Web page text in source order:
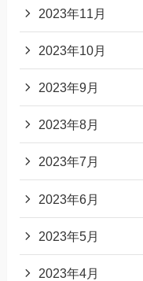
2023年11月
2023年10月
2023年9月
2023年8月
2023年7月
2023年6月
2023年5月
2023年4月